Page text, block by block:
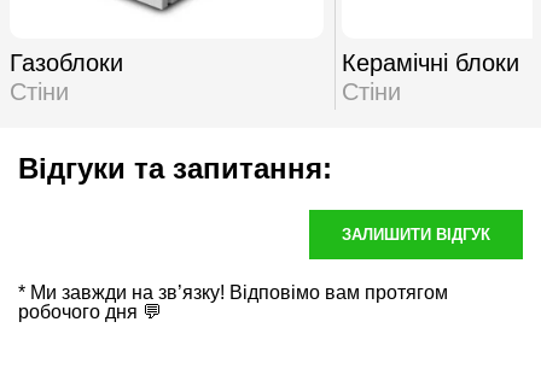
Газоблоки
Стіни
Керамічні блоки
Стіни
Відгуки та запитання:
ЗАЛИШИТИ ВІДГУК
* Ми завжди на зв’язку! Відповімо вам протягом
робочого дня 💬